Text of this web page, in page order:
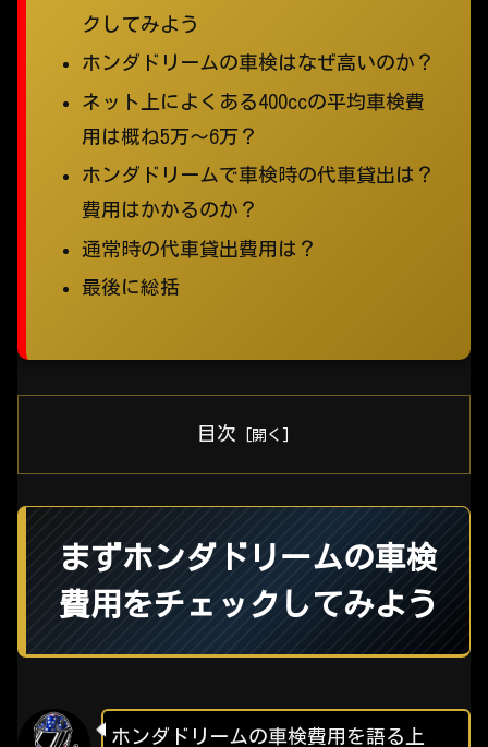
クしてみよう
ホンダドリームの車検はなぜ高いのか？
ネット上によくある400ccの平均車検費
用は概ね5万～6万？
ホンダドリームで車検時の代車貸出は？
費用はかかるのか？
通常時の代車貸出費用は？
最後に総括
目次
まずホンダドリームの車検
費用をチェックしてみよう
ホンダドリームの車検費用を語る上